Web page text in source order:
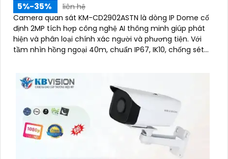
5%-35%
liên hệ
Camera quan sát KM-CD2902ASTN là dòng IP Dome cố
định 2MP tích hợp công nghệ AI thông minh giúp phát
hiện và phân loại chính xác người và phương tiện. Với
tầm nhìn hồng ngoại 40m, chuẩn IP67, IK10, chống sét